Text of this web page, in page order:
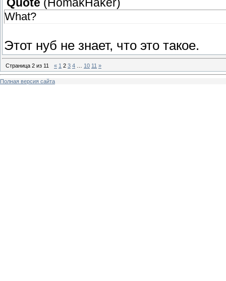
Quote ( HomakHaker)
What?
Этот нуб не знает, что это такое.
Страница 2 из 11 « 1 2 3 4 10 11 »
Полная версия сайта